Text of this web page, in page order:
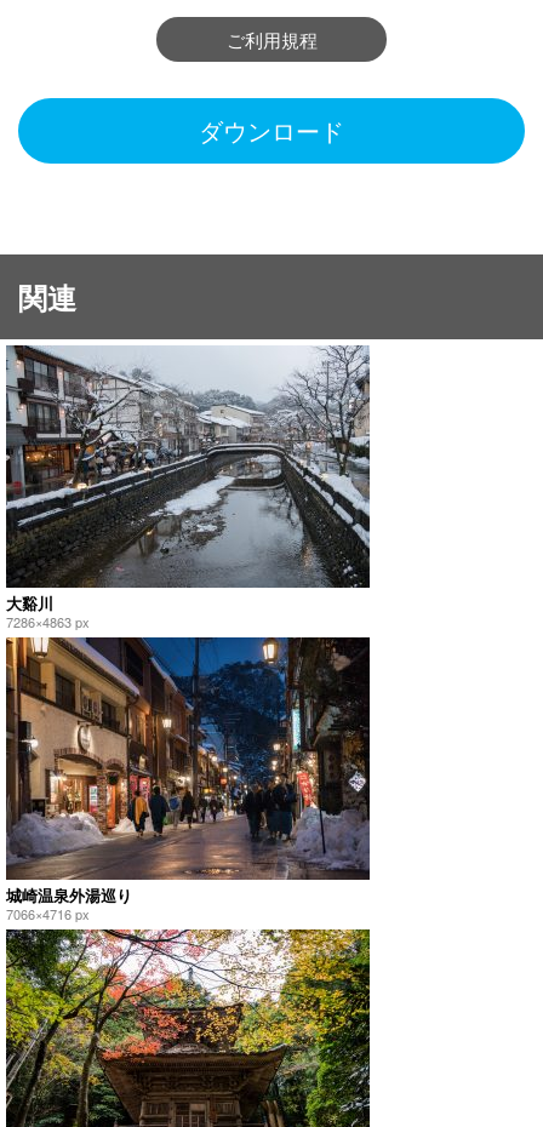
ご利用規程
ダウンロード
関連
大谿川
7286×4863 px
城崎温泉外湯巡り
7066×4716 px